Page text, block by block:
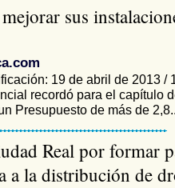
sus
19 de abril de 2013 /
recordó para el capítulo
Presupuesto de más de
Real por formar
a la distribución de